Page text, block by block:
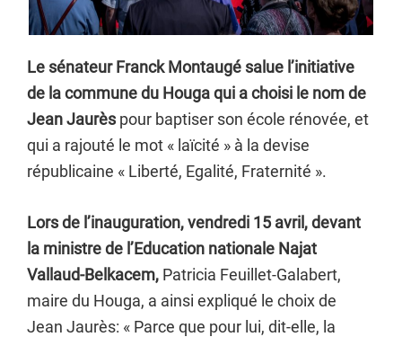
Le sénateur Franck Montaugé salue l’initiative
de la commune du Houga qui a choisi le nom de
Jean Jaurès pour baptiser son école rénovée, et
qui a rajouté le mot « laïcité » à la devise
républicaine « Liberté, Egalité, Fraternité ».
Lors de l’inauguration, vendredi 15 avril, devant
la ministre de l’Education nationale Najat
Vallaud-Belkacem, Patricia Feuillet-Galabert,
maire du Houga, a ainsi expliqué le choix de
Jean Jaurès: « Parce que pour lui, dit-elle, la